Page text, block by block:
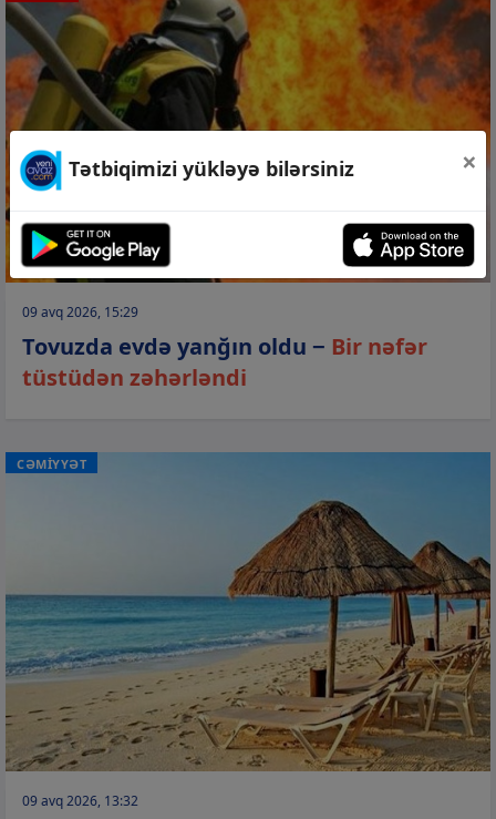
09 avq 2026, 15:29
Tovuzda evdə yanğın oldu − Bir nəfər
tüstüdən zəhərləndi
CƏMİYYƏT
09 avq 2026, 13:32
Tətbiqimizi yükləyə bilərsiniz ×